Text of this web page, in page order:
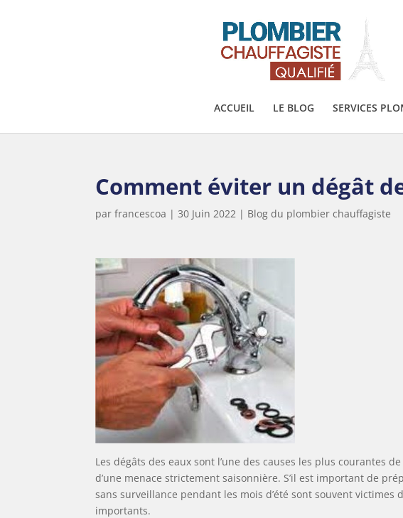
ACCUEIL LE BLOG SERVICES
Comment éviter un dégât
parfrancescoa |30 Juin 2022 | Blog du plombier chauffagiste
Les dégâts des eaux sont l’une des causes les plus courantes
d’une menace strictement saisonnière. S’il est important de
sans surveillance pendant les mois d’été sont souvent
importants.